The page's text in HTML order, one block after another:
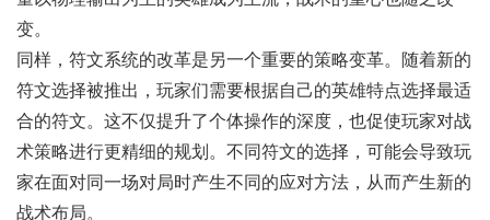
变。
同样，符文系统的改革是另一个重要的策略变革。随着新的
符文选择被推出，玩家们需要根据自己的英雄特点选择最适
合的符文。这不仅提升了个体操作的深度，也促使玩家对战
术策略进行更精细的规划。不同符文的选择，可能会导致玩
家在面对同一场对局时产生不同的应对方法，从而产生新的
战术布局。